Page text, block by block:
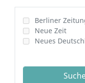
Berliner
Neue Zeit
Neues